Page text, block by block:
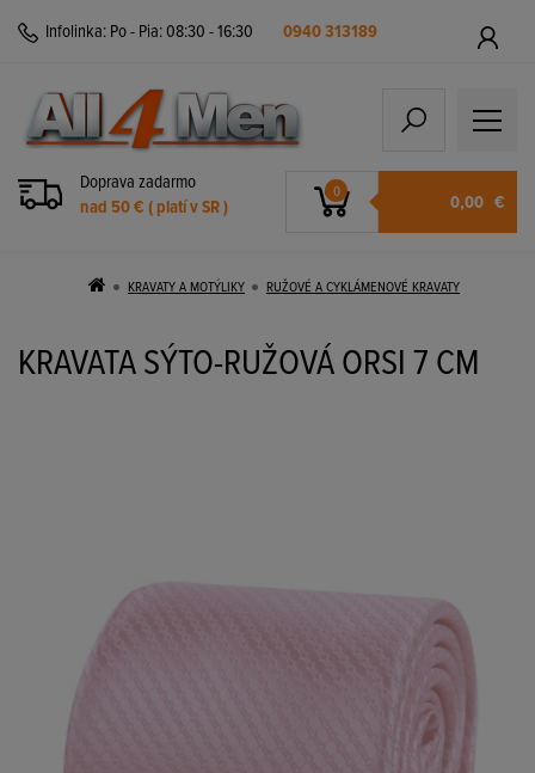
Infolinka: Po - Pia: 08:30 - 16:30 0940 313189
Doprava zadarmo
nad 50 € ( platí v SR )
0 0,00 €
KRAVATY A MOTÝLIKY RUŽOVÉ A CYKLÁMENOVÉ KRAVATY
KRAVATA SÝTO-RUŽOVÁ ORSI 7 CM